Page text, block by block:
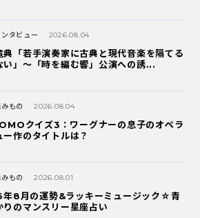
ンタビュー 2026.08.04
典「若手演奏家に古典と現代音楽を隔てる
い」～「時を編む響」公演への誘...
もの 2026.08.04
クイズ3：ワーグナーの息子のオペラ
ー作のタイトルは？
もの 2026.08.01
8月の運勢&ラッキーミュージック☆青
りのマンスリー星座占い